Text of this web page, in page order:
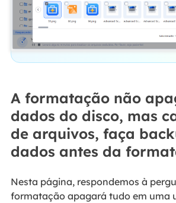
A formatação não
dados do disco, mas
de arquivos, faça
dados antes da
Nesta página, respondemos à
formatação apagará tudo em uma